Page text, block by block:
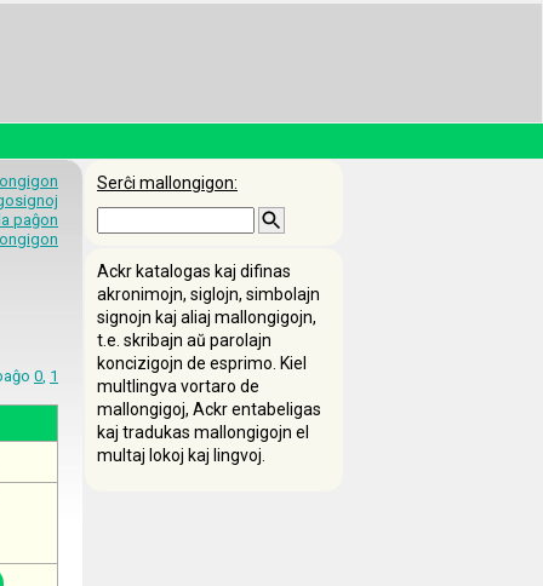
paĝon
0, 1
Serĉi mallongigon:
Ackr katalogas kaj difinas
akronimojn, siglojn, simbolajn
signojn kaj aliaj mallongigojn,
t.e. skribajn aŭ parolajn
koncizigojn de esprimo. Kiel
multlingva vortaro de
mallongigoj, Ackr entabeligas
kaj tradukas mallongigojn el
multaj lokoj kaj lingvoj.